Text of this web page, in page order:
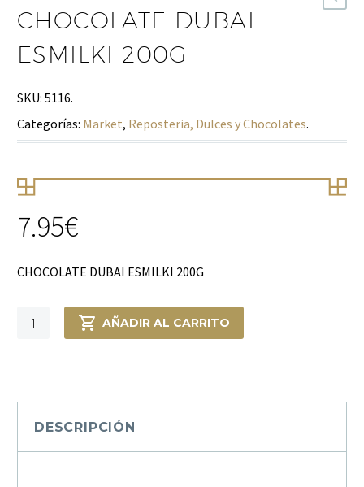
CHOCOLATE DUBAI
ESMILKI 200G
SKU: 5116.
Categorías: Market, Reposteria, Dulces y Chocolates.
7.95€
CHOCOLATE DUBAI ESMILKI 200G
CHOCOLATE
AÑADIR AL CARRITO
DESCRIPCIÓN